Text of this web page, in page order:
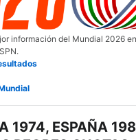
información del Mundial 2026
1974, ESPAÑA